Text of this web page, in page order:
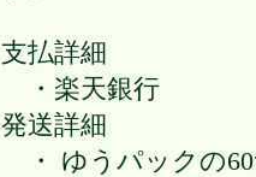
支払詳細
・楽天銀行
発送詳細
・ ゆうパックの